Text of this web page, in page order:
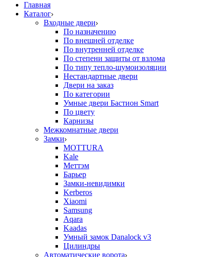
Главная
Каталог
Входные двери
По назначению
По внешней отделке
По внутренней отделке
По степени защиты от взлома
По типу тепло-шумоизоляции
Нестандартные двери
Двери на заказ
По категории
Умные двери Бастион Smart
По цвету
Карнизы
Межкомнатные двери
Замки
MOTTURA
Kale
Меттэм
Барьер
Замки-невидимки
Kerberos
Xiaomi
Samsung
Aqara
Kaadas
Умный замок Danalock v3
Цилиндры
Автоматические ворота